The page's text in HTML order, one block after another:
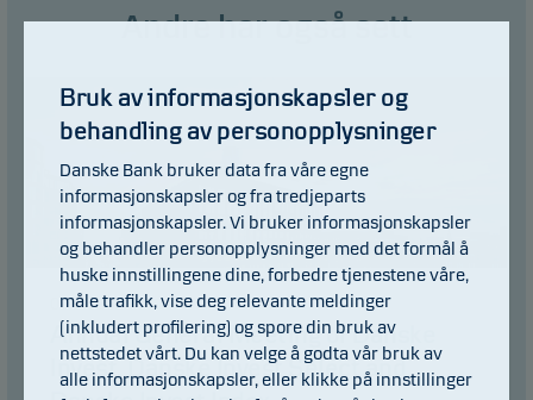
Andre har også sett
09.12.2024
Annual General Meeting of Danske
Invest, Danske Invest Select and
Bruk av informasjonskapsler og
behandling av personopplysninger
Danske Bank bruker data fra våre egne
informasjonskapsler og fra tredjeparts
informasjonskapsler. Vi bruker informasjonskapsler
og behandler personopplysninger med det formål å
huske innstillingene dine, forbedre tjenestene våre,
måle trafikk, vise deg relevante meldinger
(inkludert profilering) og spore din bruk av
nettstedet vårt. Du kan velge å godta vår bruk av
alle informasjonskapsler, eller klikke på innstillinger